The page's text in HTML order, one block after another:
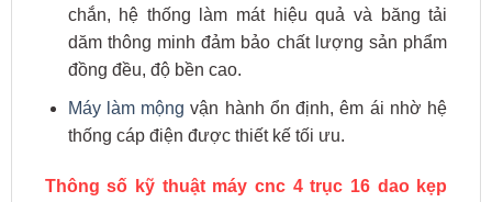
chắn, hệ thống làm mát hiệu quả và băng tải
dăm thông minh đảm bảo chất lượng sản phẩm
đồng đều, độ bền cao.
Máy làm mộng vận hành ổn định, êm ái nhờ hệ
thống cáp điện được thiết kế tối ưu.
Thông số kỹ thuật máy cnc 4 trục 16 dao kẹp